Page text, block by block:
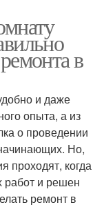
в
и даже
опыта, а из
о проведении
Но,
проходят, когда
работ и решен
ремонт в